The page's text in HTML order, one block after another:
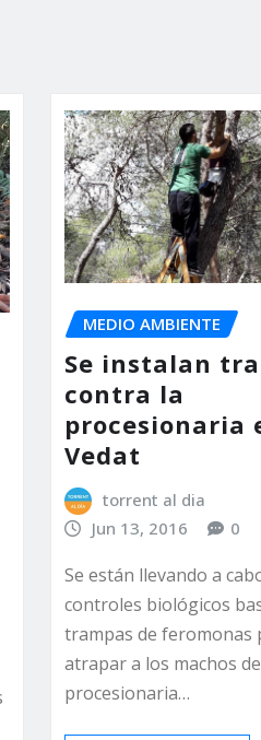
MEDIO AMBIENTE
Se instalan
contra la
procesionaria
Vedat
torrent al dia
Jun 13, 2016
0
Se están llevando a
controles biológicos
trampas de feromonas
atrapar a los machos
procesionaria…